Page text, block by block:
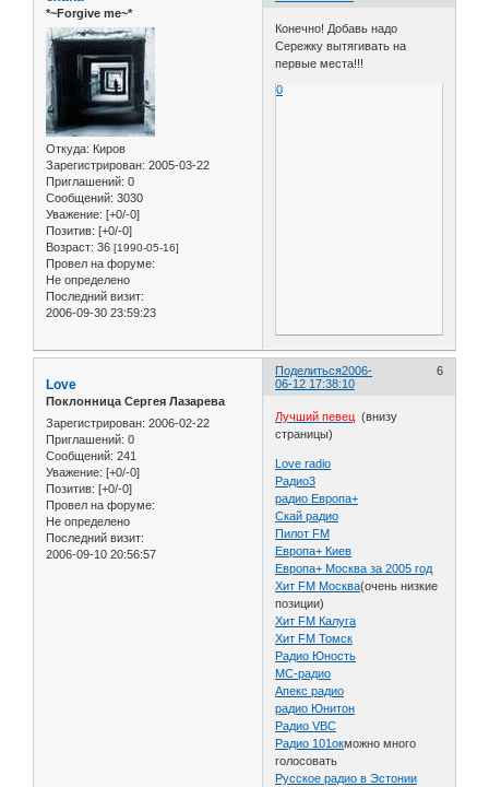
*~Forgive me~*
Откуда: Киров
Зарегистрирован: 2005-03-22
Приглашений: 0
Сообщений: 3030
Уважение: [+0/-0]
Позитив: [+0/-0]
Возраст: 36 [1990-05-16]
Провел на форуме:
Не определено
Последний визит:
2006-09-30 23:59:23
Конечно! Добавь надо
Сережку вытягивать на
первые места!!!
0
Поделиться 6
2006-
06-12 17:38:10
Love
Поклонница Сергея Лазарева
Зарегистрирован: 2006-02-22
Приглашений: 0
Сообщений: 241
Уважение: [+0/-0]
Позитив: [+0/-0]
Провел на форуме:
Не определено
Последний визит:
2006-09-10 20:56:57
Лучший певец (внизу
страницы)
Love radio
Радио3
радио Европа+
Скай радио
Пилот FM
Европа+ Киев
Европа+ Москва за 2005 год
Хит FM Москва(очень низкие
позиции)
Хит FM Калуга
Хит FM Томск
Радио Юность
MC-радио
Апекс радио
радио Юнитон
Радио VBC
Радио 101окможно много
голосовать
Русское радио в Эстонии